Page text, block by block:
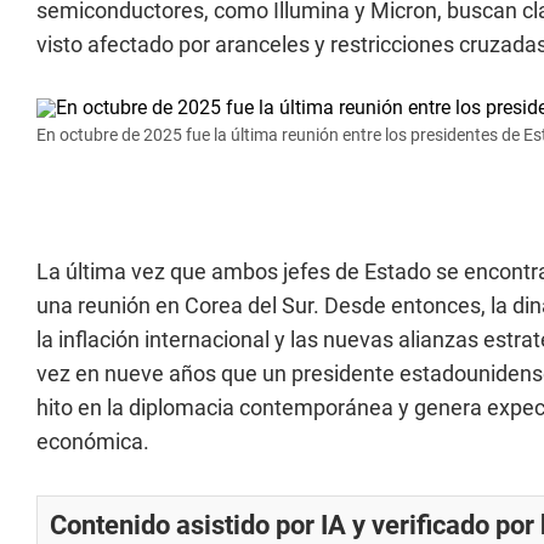
semiconductores, como Illumina y Micron, buscan
visto afectado por aranceles y restricciones
En octubre de 2025 fue la última reunión entre los presidentes de
La última vez que ambos jefes de Estado se
una reunión en Corea del Sur. Desde entonces, la
la inflación internacional y las nuevas alianzas
vez en nueve años que un presidente
hito en la diplomacia contemporánea y genera
económica.
Contenido asistido por IA y verificado por